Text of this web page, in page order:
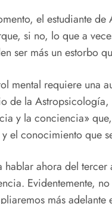
el estudiante
si no, lo que a
ser más un estorbo
mental requiere una
de la
y la conciencia»
el conocimiento que
hablar ahora del
Evidentemente,
más